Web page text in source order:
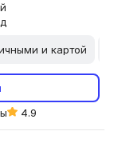
и картой
4.9